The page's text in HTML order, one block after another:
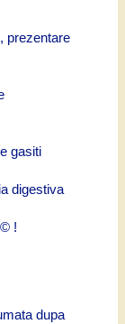
prezentare
gasiti
digestiva
!
dupa